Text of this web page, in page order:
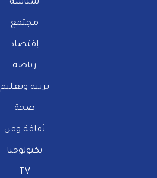
سياسة
مجتمع
إقتصاد
رياضة
تربية وتعليم
صحة
ثقافة وفن
تكنولوجيا
TV